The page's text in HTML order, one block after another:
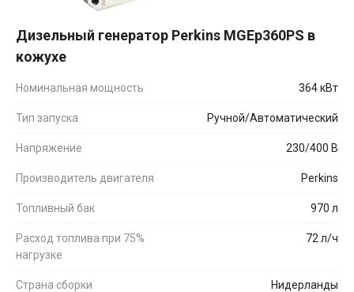
Дизельный генератор Perkins MGEp360PS в
кожухе
Номинальная мощность 364 кВт
Тип запуска Ручной/Автоматический
Напряжение 230/400 В
Производитель двигателя Perkins
Топливный бак 970 л
Расход топлива при 75%
нагрузке
72 л/ч
Страна сборки Нидерланды